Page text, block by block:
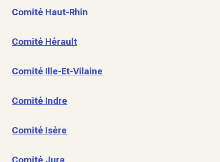
Comité Haut-Rhin
Comité Hérault
Comité Ille-Et-Vilaine
Comité Indre
Comité Isère
Comité Jura